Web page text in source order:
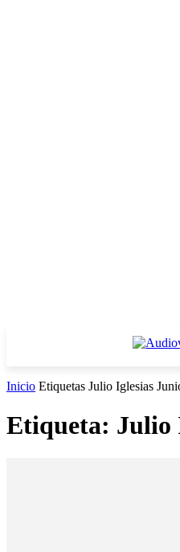
Inicio Etiquetas Julio Iglesias
Etiqueta: Julio